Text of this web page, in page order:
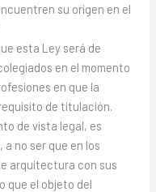
su origen en el
esta Ley será de
en el momento
en que la
de titulación.
de vista legal, es
no ser que en los
arquitectura con sus
que el objeto del